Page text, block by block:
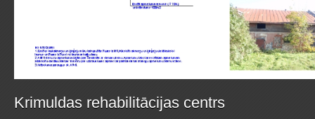
Krimuldas rehabilitācijas centrs